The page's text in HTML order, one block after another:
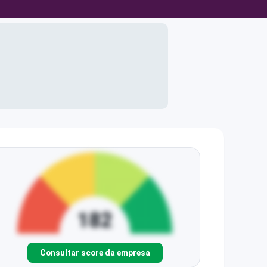
Consultar score da empresa